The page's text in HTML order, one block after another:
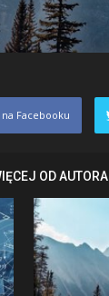
Facebooku
OD AUTORA